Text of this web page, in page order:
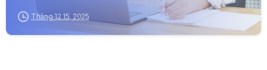
Tháng 12 15, 2025